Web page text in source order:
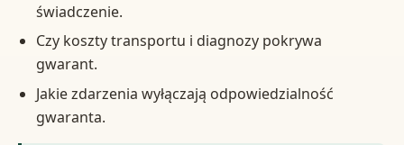
świadczenie.
Czy koszty transportu i diagnozy pokrywa
gwarant.
Jakie zdarzenia wyłączają odpowiedzialność
gwaranta.